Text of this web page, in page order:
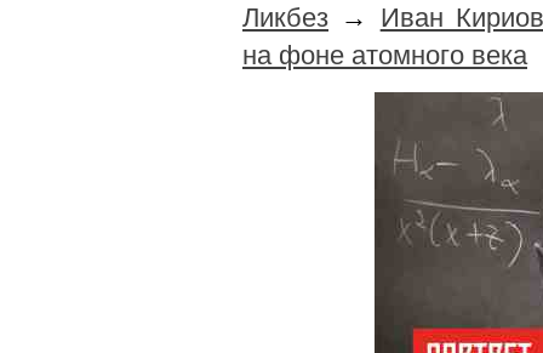
Ликбез → Иван
на фоне атомного века